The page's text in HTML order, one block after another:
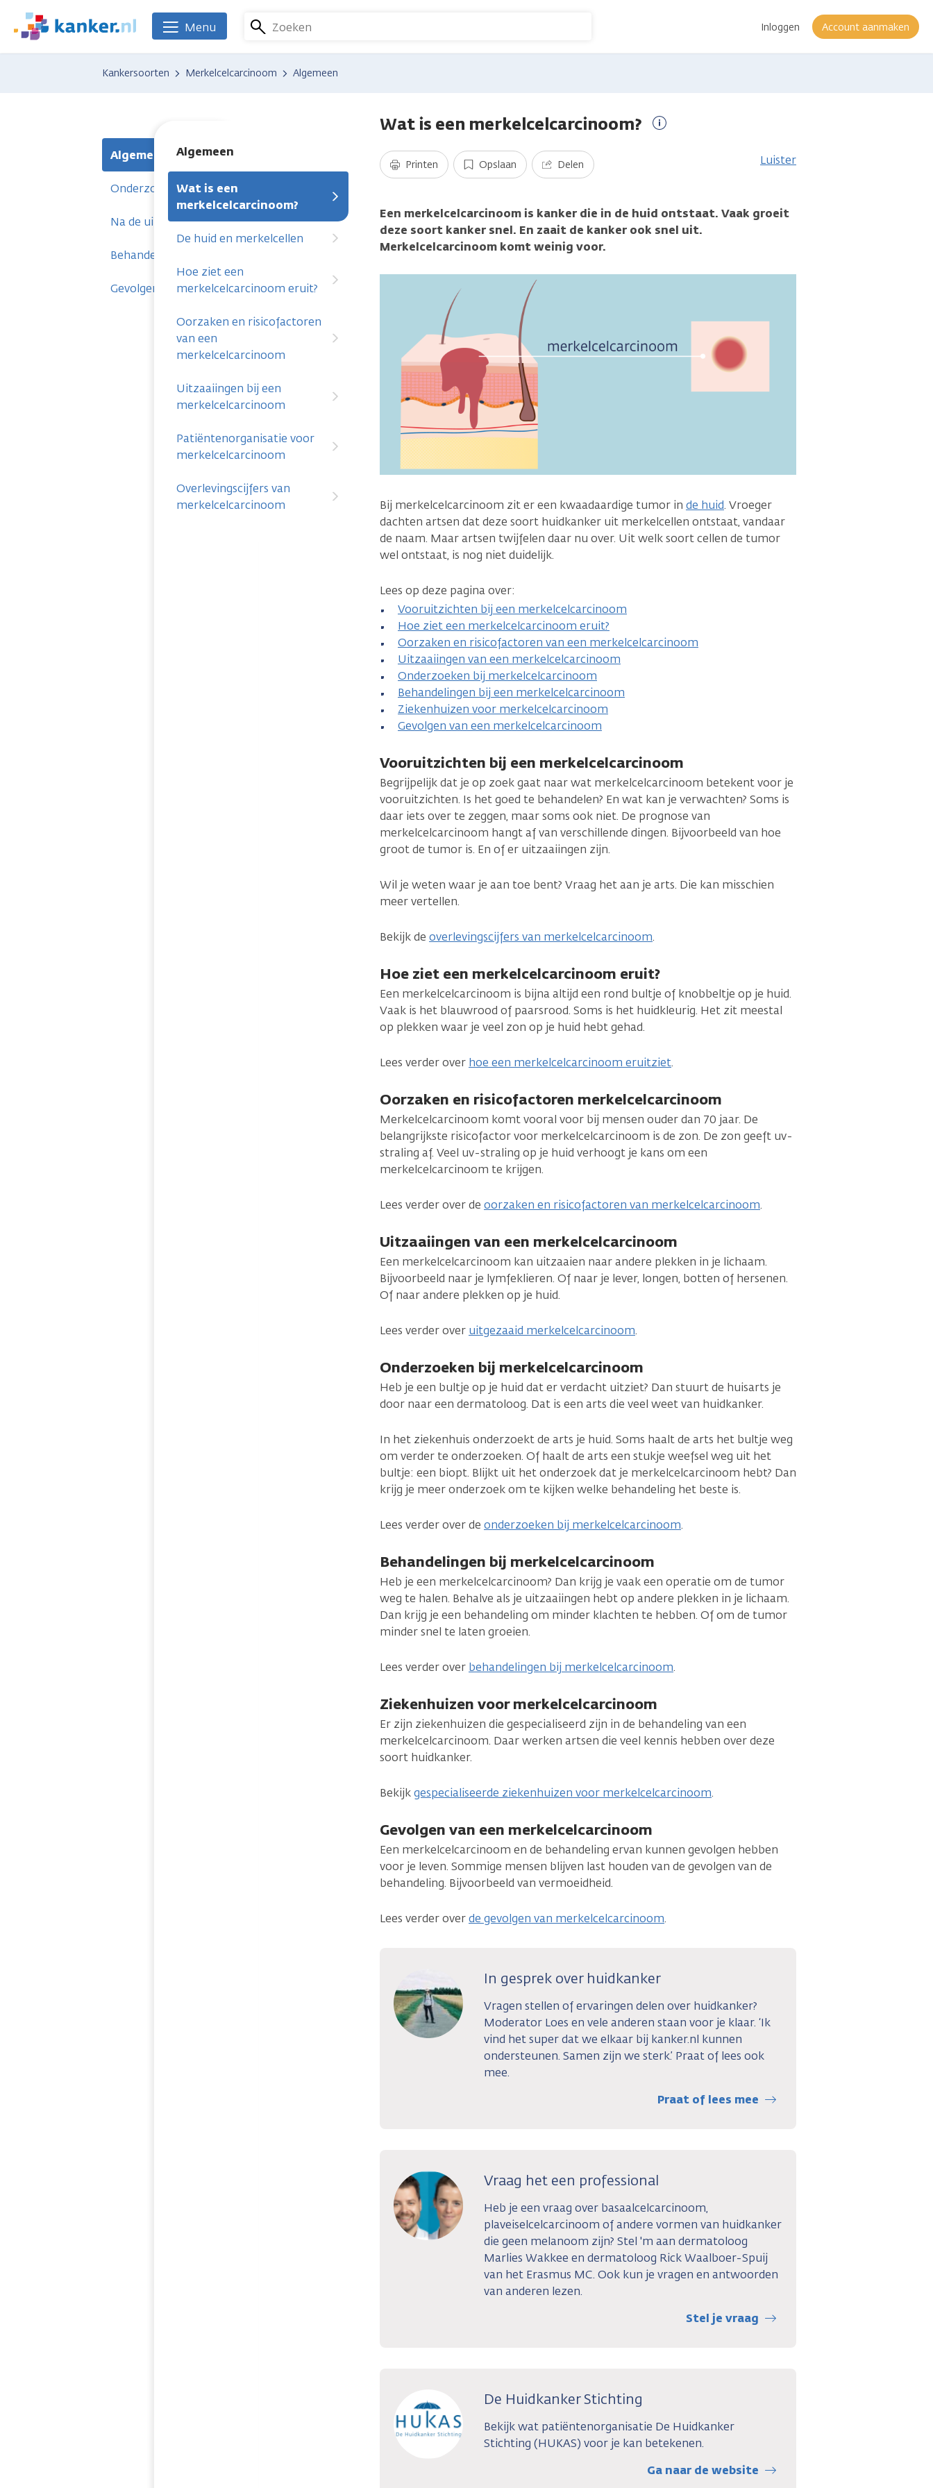
naar
We
zijn
Zoeken Inloggen Account aanmaken
Menu
Kankersoorten Merkelcelcarcinoom Algemeen
Algemeen Algemeen
Wat is een
merkelcelcarcinoom?
De huid en merkelcellen
Hoe ziet een
merkelcelcarcinoom eruit?
Oorzaken en risicofactoren
van een
merkelcelcarcinoom
Uitzaaiingen bij een
merkelcelcarcinoom
Patiëntenorganisatie voor
merkelcelcarcinoom
Overlevingscijfers van
merkelcelcarcinoom
Onderzoeken
Na de uitslag
Behandelingen
Gevolgen
Wat is een merkelcelcarcinoom?
Printen Opslaan Delen Luister
Een merkelcelcarcinoom is kanker die in de huid ontstaat. Vaak groeit
deze soort kanker snel. En zaait de kanker ook snel uit.
Merkelcelcarcinoom komt weinig voor.
Bij merkelcelcarcinoom zit er een kwaadaardige tumor in de huid. Vroeger
dachten artsen dat deze soort huidkanker uit merkelcellen ontstaat, vandaar
de naam. Maar artsen twijfelen daar nu over. Uit welk soort cellen de tumor
wel ontstaat, is nog niet duidelijk.
Lees op deze pagina over:
Vooruitzichten bij een merkelcelcarcinoom
Hoe ziet een merkelcelcarcinoom eruit?
Oorzaken en risicofactoren van een merkelcelcarcinoom
Uitzaaiingen van een merkelcelcarcinoom
Onderzoeken bij merkelcelcarcinoom
Behandelingen bij een merkelcelcarcinoom
Ziekenhuizen voor merkelcelcarcinoom
Gevolgen van een merkelcelcarcinoom
Vooruitzichten bij een merkelcelcarcinoom
Begrijpelijk dat je op zoek gaat naar wat merkelcelcarcinoom betekent voor je
vooruitzichten. Is het goed te behandelen? En wat kan je verwachten? Soms is
daar iets over te zeggen, maar soms ook niet. De prognose van
merkelcelcarcinoom hangt af van verschillende dingen. Bijvoorbeeld van hoe
groot de tumor is. En of er uitzaaiingen zijn.
Wil je weten waar je aan toe bent? Vraag het aan je arts. Die kan misschien
meer vertellen.
Bekijk de overlevingscijfers van merkelcelcarcinoom.
Hoe ziet een merkelcelcarcinoom eruit?
Een merkelcelcarcinoom is bijna altijd een rond bultje of knobbeltje op je huid.
Vaak is het blauwrood of paarsrood. Soms is het huidkleurig. Het zit meestal
op plekken waar je veel zon op je huid hebt gehad.
Lees verder over hoe een merkelcelcarcinoom eruitziet.
Oorzaken en risicofactoren merkelcelcarcinoom
Merkelcelcarcinoom komt vooral voor bij mensen ouder dan 70 jaar. De
belangrijkste risicofactor voor merkelcelcarcinoom is de zon. De zon geeft uv-
straling af. Veel uv-straling op je huid verhoogt je kans om een
merkelcelcarcinoom te krijgen.
Lees verder over de oorzaken en risicofactoren van merkelcelcarcinoom.
Uitzaaiingen van een merkelcelcarcinoom
Een merkelcelcarcinoom kan uitzaaien naar andere plekken in je lichaam.
Bijvoorbeeld naar je lymfeklieren. Of naar je lever, longen, botten of hersenen.
Of naar andere plekken op je huid.
Lees verder over uitgezaaid merkelcelcarcinoom.
Onderzoeken bij merkelcelcarcinoom
Heb je een bultje op je huid dat er verdacht uitziet? Dan stuurt de huisarts je
door naar een dermatoloog. Dat is een arts die veel weet van huidkanker.
In het ziekenhuis onderzoekt de arts je huid. Soms haalt de arts het bultje weg
om verder te onderzoeken. Of haalt de arts een stukje weefsel weg uit het
bultje: een biopt. Blijkt uit het onderzoek dat je merkelcelcarcinoom hebt? Dan
krijg je meer onderzoek om te kijken welke behandeling het beste is.
Lees verder over de onderzoeken bij merkelcelcarcinoom.
Behandelingen bij merkelcelcarcinoom
Heb je een merkelcelcarcinoom? Dan krijg je vaak een operatie om de tumor
weg te halen. Behalve als je uitzaaiingen hebt op andere plekken in je lichaam.
Dan krijg je een behandeling om minder klachten te hebben. Of om de tumor
minder snel te laten groeien.
Lees verder over behandelingen bij merkelcelcarcinoom.
Ziekenhuizen voor merkelcelcarcinoom
Er zijn ziekenhuizen die gespecialiseerd zijn in de behandeling van een
merkelcelcarcinoom. Daar werken artsen die veel kennis hebben over deze
soort huidkanker.
Bekijkgespecialiseerde ziekenhuizen voor merkelcelcarcinoom.
Gevolgen van een merkelcelcarcinoom
Een merkelcelcarcinoom en de behandeling ervan kunnen gevolgen hebben
voor je leven. Sommige mensen blijven last houden van de gevolgen van de
behandeling. Bijvoorbeeld van vermoeidheid.
Lees verder overde gevolgen van merkelcelcarcinoom.
In gesprek over huidkanker
Vragen stellen of ervaringen delen over huidkanker?
Moderator Loes en vele anderen staan voor je klaar. ‘Ik
vind het super dat we elkaar bij kanker.nl kunnen
ondersteunen. Samen zijn we sterk.’ Praat of lees ook
mee.
Praat of lees mee
Vraag het een professional
Heb je een vraag over basaalcelcarcinoom,
plaveiselcelcarcinoom of andere vormen van huidkanker
die geen melanoom zijn? Stel 'm aan dermatoloog
Marlies Wakkee en dermatoloog Rick Waalboer-Spuij
van het Erasmus MC. Ook kun je vragen en antwoorden
van anderen lezen.
Stel je vraag
De Huidkanker Stichting
Bekijk wat patiëntenorganisatie De Huidkanker
Stichting (HUKAS) voor je kan betekenen.
Ga naar de website